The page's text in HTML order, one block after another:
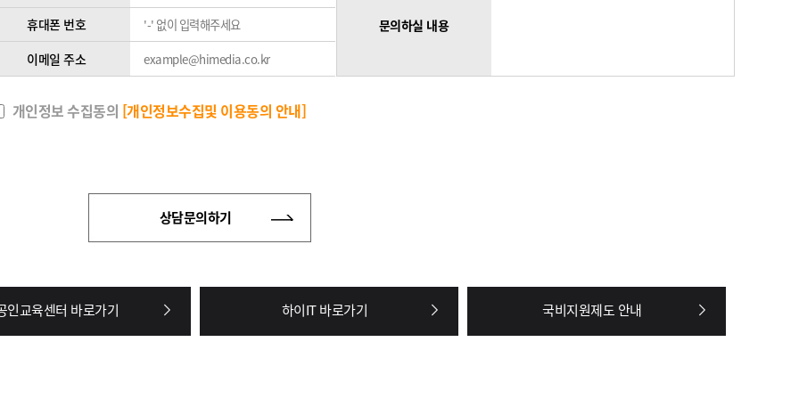
휴대폰 번호
이메일 주소
문의하실 내용
개인정보 수집동의 [개인정보수집및 이용동의 안내]
상담문의하기
인교육센터 바로가기 하이IT 바로가기 국비지원제도 안내